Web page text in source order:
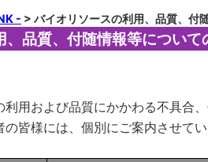
ワードで探す
者で探す
について
に必要な書式
リ
- > バイオリソースの利用、品質、付
、品質、付随情報等について
用および品質にかかわる不具合
皆様には、個別にご案内させてい